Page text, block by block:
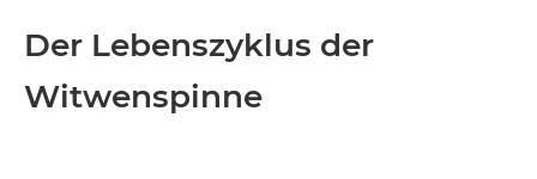
Der Lebenszyklus der
Witwenspinne